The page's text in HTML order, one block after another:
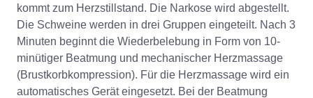
kommt zum Herzstillstand. Die Narkose wird abgestellt.
Die Schweine werden in drei Gruppen eingeteilt. Nach 3
Minuten beginnt die Wiederbelebung in Form von 10-
minütiger Beatmung und mechanischer Herzmassage
(Brustkorbkompression). Für die Herzmassage wird ein
automatisches Gerät eingesetzt. Bei der Beatmung